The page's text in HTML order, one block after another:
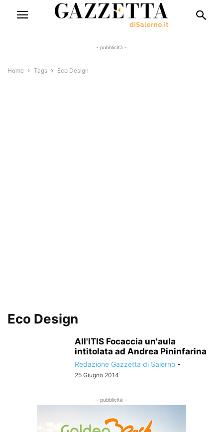
- pubblicità -
Home Tags Eco Design
Eco Design
All'ITIS Focaccia un'aula
intitolata ad Andrea Pininfarina
Redazione Gazzetta di Salerno -
25 Giugno 2014
- pubblicità -